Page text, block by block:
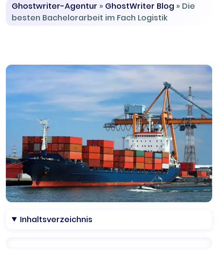
Ghostwriter-Agentur » GhostWriter Blog » Die
besten Bachelorarbeit im Fach Logistik
Inhaltsverzeichnis